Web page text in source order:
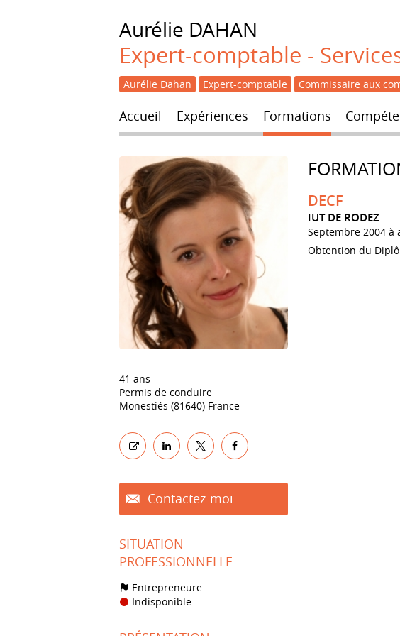
Aurélie DAHAN
Expert-comptable -
Aurélie Dahan Expert-comptable Commissaire aux
Accueil Expériences Formations
41 ans
Permis de conduire
Monestiés (81640) France
Contactez-moi
SITUATION
PROFESSIONNELLE
Entrepreneure
Indisponible
DECF
IUT DE RODEZ
Septembre 2004 à
Obtention du